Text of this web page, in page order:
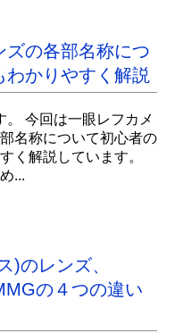
ズの各部名称につ
かりやすく解説
。 今回は一眼レフカメ
名称について初心者の
く解説しています。
...
)のレンズ、
の４つの違い